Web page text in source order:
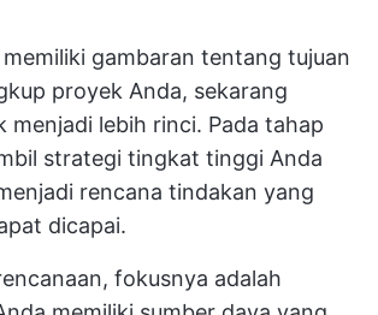
gambaran tentang tujuan
proyek Anda, sekarang
menjadi lebih rinci. Pada tahap
strategi tingkat tinggi Anda
rencana tindakan yang
dicapai.
fokusnya adalah